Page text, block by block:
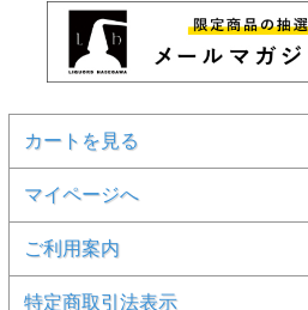
カートを見る
マイページへ
ご利用案内
特定商取引法表示